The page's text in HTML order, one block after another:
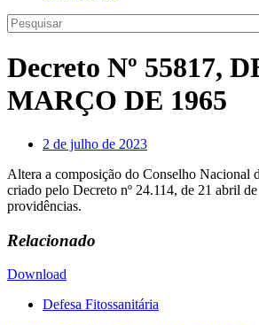
Decreto Nº 55817,
MARÇO DE 1965
2 de julho de 2023
Altera a composição do Conselho Nacional
criado pelo Decreto nº 24.114, de 21 abril
providências.
Relacionado
Download
Defesa Fitossanitária